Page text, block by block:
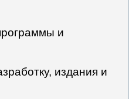
и
издания и